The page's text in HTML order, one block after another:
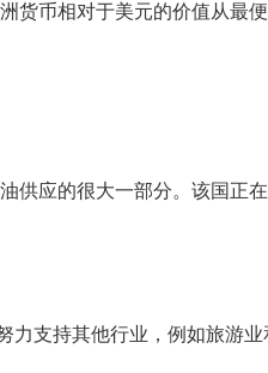
货币相对于美元的价值从最
供应的很大一部分。该国正
支持其他行业，例如旅游